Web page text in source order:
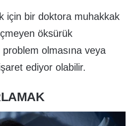
için bir doktora muhakkak
öksürük
olmasına veya
ediyor olabilir.